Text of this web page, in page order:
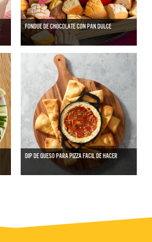
FONDUE DE CHOCOLATE CON PAN DULCE
DIP DE QUESO PARA PIZZA FACIL DE HACER